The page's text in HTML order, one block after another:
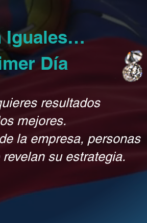
Iguales…
Día
resultados
mejores.
la empresa, personas
su estrategia.